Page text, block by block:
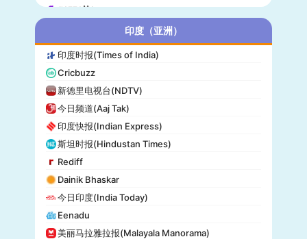
gazzetta
赫尔辛基日报(Helsingin Sanomat)
Origo
爱尔兰时报(Irish Times)
独立报(Independent)
MTV Uutiset
24.hu
晚邮报(Aftenposten)
DirBg
阿罗(Alo!)
政治报(Politiken)
24 Chasa
Fakti
印度（亚洲）
印度时报(Times of India)
Cricbuzz
新德里电视台(NDTV)
今日频道(Aaj Tak)
印度快报(Indian Express)
斯坦时报(Hindustan Times)
Rediff
Dainik Bhaskar
今日印度(India Today)
Eenadu
美丽马拉雅拉报(Malayala Manorama)